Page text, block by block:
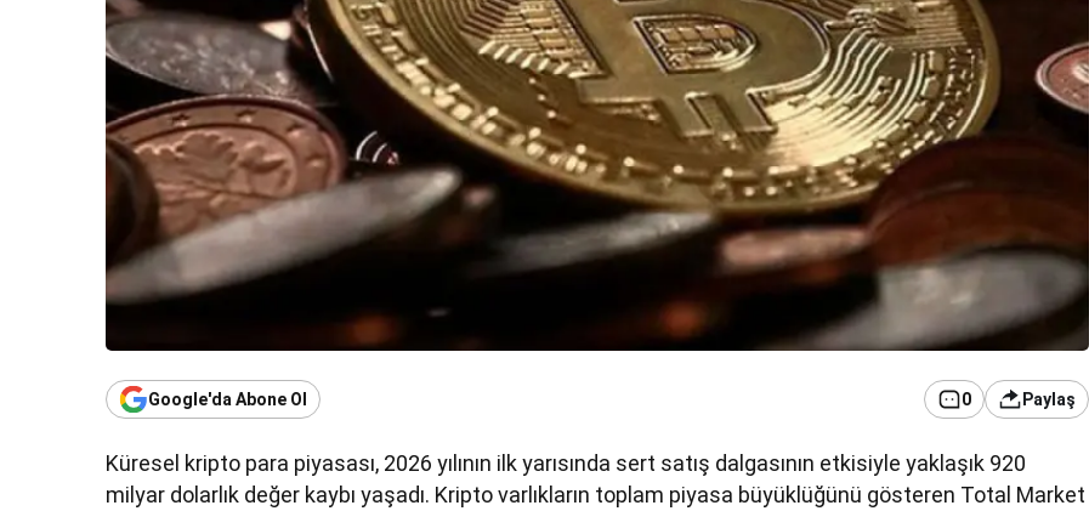
Google'da Abone Ol 0 Paylaş
Küresel kripto para piyasası, 2026 yılının ilk yarısında sert satış dalgasının etkisiyle yaklaşık 920
milyar dolarlık değer kaybı yaşadı. Kripto varlıkların toplam piyasa büyüklüğünü gösteren Total Market